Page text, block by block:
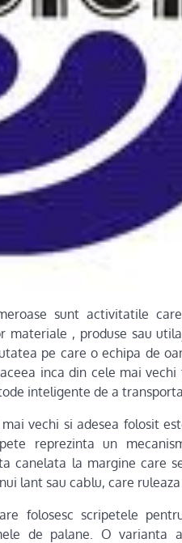
sunt activitatile
materiale , produse sau
pe care o echipa de
inca din cele mai
inteligente de a
mai vechi si adesea folosit
reprezinta un
canelata la margine care
lant sau cablu, care
folosesc scripetele
de palane. O varianta